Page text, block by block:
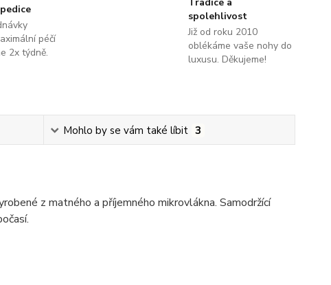
péčí
2x týdně.
Tradice a
spolehlivost
Již od roku 2010
oblékáme vaše nohy do
luxusu. Děkujeme!
Mohlo by se vám také líbit 3
z matného a příjemného mikrovlákna. Samodržící